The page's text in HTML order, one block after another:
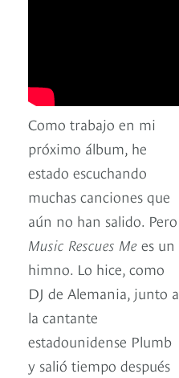
Como trabajo en mi
próximo álbum, he
estado escuchando
muchas canciones que
aún no han salido. Pero
Music Rescues Me es un
himno. Lo hice, como
DJ de Alemania, junto a
la cantante
estadounidense Plumb
y salió tiempo después